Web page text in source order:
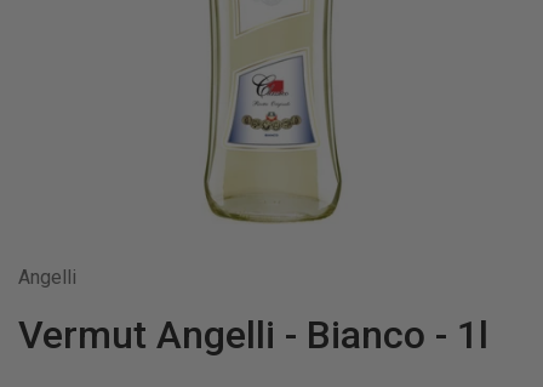
Angelli
Vermut Angelli - Bianco - 1l